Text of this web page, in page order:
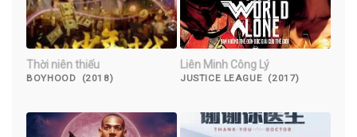
Thời niên thiếu
BOYHOOD (2018)
Liên Minh Công Lý
JUSTICE LEAGUE (2017)